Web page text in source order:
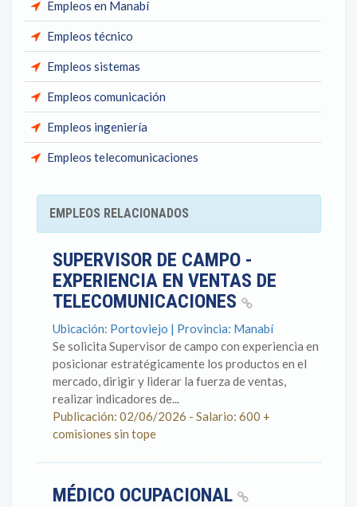
Empleos en Manabí
Empleos técnico
Empleos sistemas
Empleos comunicación
Empleos ingeniería
Empleos telecomunicaciones
EMPLEOS RELACIONADOS
SUPERVISOR DE CAMPO -
EXPERIENCIA EN VENTAS DE
TELECOMUNICACIONES
Ubicación: Portoviejo | Provincia: Manabí
Se solicita Supervisor de campo con experiencia en
posicionar estratégicamente los productos en el
mercado, dirigir y liderar la fuerza de ventas,
realizar indicadores de...
Publicación: 02/06/2026 - Salario: 600 +
comisiones sin tope
MÉDICO OCUPACIONAL